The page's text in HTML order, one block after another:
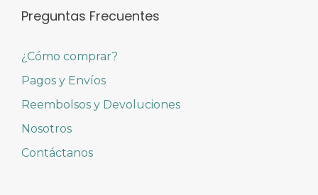
Preguntas Frecuentes
¿Cómo comprar?
Pagos y Envíos
Reembolsos y Devoluciones
Nosotros
Contáctanos